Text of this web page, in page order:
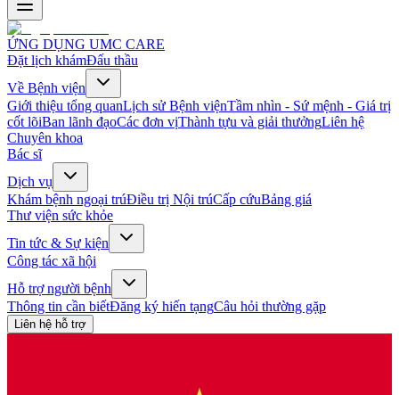
ỨNG DỤNG UMC CARE
Đặt lịch khámĐấu thầu
Về Bệnh viện
Giới thiệu tổng quanLịch sử Bệnh việnTầm nhìn - Sứ mệnh - Giá trị
cốt lõiBan lãnh đạoCác đơn vịThành tựu và giải thưởngLiên hệ
Chuyên khoa
Bác sĩ
Dịch vụ
Khám bệnh ngoại trúĐiều trị Nội trúCấp cứuBảng giá
Thư viện sức khỏe
Tin tức & Sự kiện
Công tác xã hội
Hỗ trợ người bệnh
Thông tin cần biếtĐăng ký hiến tạngCâu hỏi thường gặp
Liên hệ hỗ trợ